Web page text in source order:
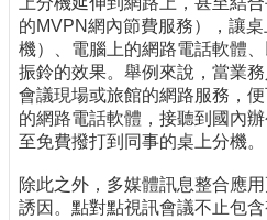
的MVPN網內節費服務），讓
機）、電腦上的網路電話軟體
振鈴的效果。舉例來說，當業
會議現場或旅館的網路服務，
的網路電話軟體，接聽到國內
至免費撥打到同事的桌上分機。
除此之外，多媒體訊息整合應
誘因。點對點視訊會議不止包